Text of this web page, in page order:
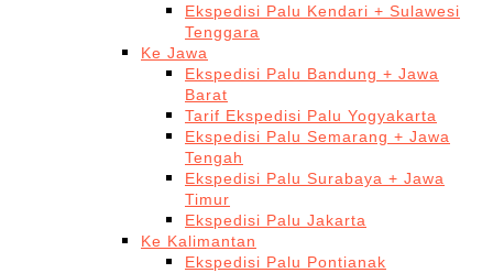
Ekspedisi Palu Kendari + Sulawesi
Tenggara
Ke Jawa
Ekspedisi Palu Bandung + Jawa
Barat
Tarif Ekspedisi Palu Yogyakarta
Ekspedisi Palu Semarang + Jawa
Tengah
Ekspedisi Palu Surabaya + Jawa
Timur
Ekspedisi Palu Jakarta
Ke Kalimantan
Ekspedisi Palu Pontianak